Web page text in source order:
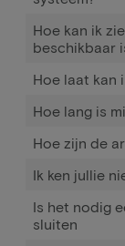
Hoe kan ik
beschikbaar
Hoe laat kan
Hoe lang is
Hoe zijn de
Ik ken jullie
Is het nodig
sluiten